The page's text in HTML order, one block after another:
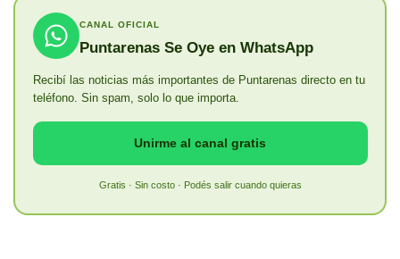
CANAL OFICIAL
Puntarenas Se Oye en WhatsApp
Recibí las noticias más importantes de Puntarenas directo en tu
teléfono. Sin spam, solo lo que importa.
Unirme al canal gratis
Gratis · Sin costo · Podés salir cuando quieras